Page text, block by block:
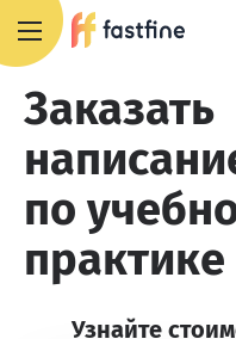
Заказать
по
Узнайте